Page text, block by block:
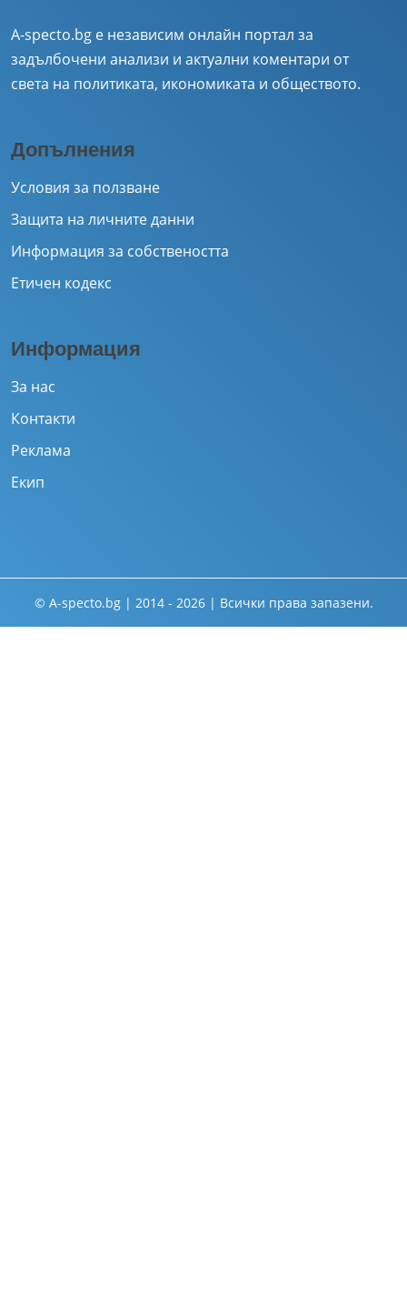
A-specto.bg е независим онлайн портал за
задълбочени анализи и актуални коментари от
света на политиката, икономиката и обществото.
Допълнения
Условия за ползване
Защита на личните данни
Информация за собствеността
Етичен кодекс
Информация
За нас
Контакти
Реклама
Екип
© A-specto.bg | 2014 - 2026 | Всички права запазени.